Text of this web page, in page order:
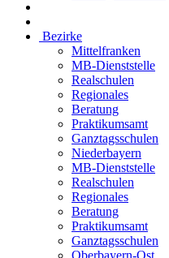
Bezirke
Mittelfranken
MB-Dienststelle
Realschulen
Regionales
Beratung
Praktikumsamt
Ganztagsschulen
Niederbayern
MB-Dienststelle
Realschulen
Regionales
Beratung
Praktikumsamt
Ganztagsschulen
Oberbayern-Ost